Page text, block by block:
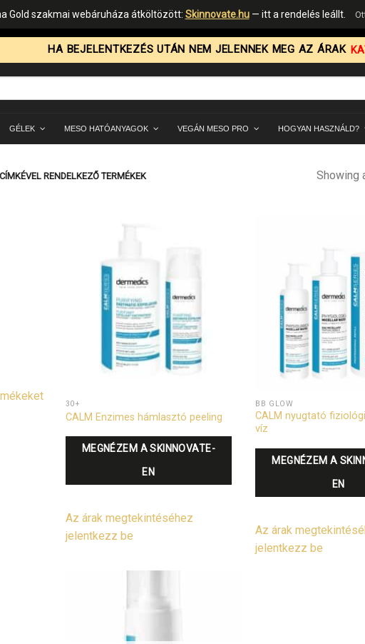
HA BEJELENTKEZÉS UTÁN NEM JELENNEK MEG AZ ÁRAK
GÉLEK MESO HATÓANYAGOK VEGÁN MESO PRO HOGYAN HASZNÁLD?
RENDELKEZŐ TERMÉKEK Showing
30+
CALM Enzimes hámlasztó peeling
MEGNÉZEM A SKINNOVATE-
EN
Az árak megtekintéséhez
jelentkezz be
BB GLOW
CALM nyugtató
víz
MEGNÉZEM A
EN
Az árak
jelentkezz be
Gold szakmai webáruháza átköltözött: Skinnovate.hu— itt a rendelés leállt.